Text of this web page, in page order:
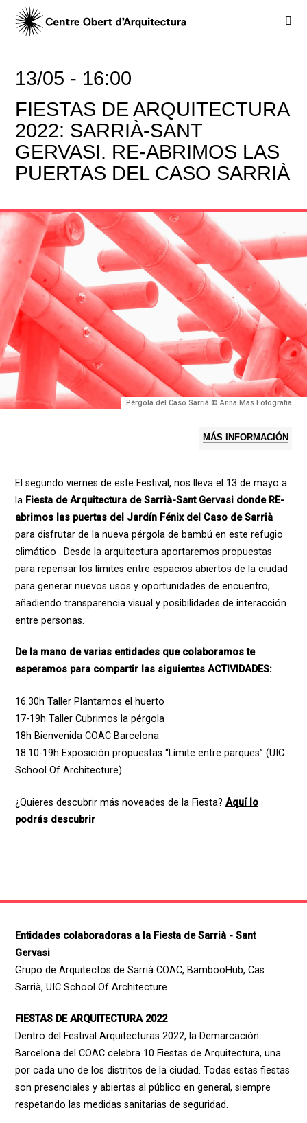
13/05 - 16:00
FIESTAS DE ARQUITECTURA
2022: SARRIÀ-SANT
GERVASI. RE-ABRIMOS LAS
PUERTAS DEL CASO SARRIÀ
Pérgola del Caso Sarrià © Anna Mas Fotografia
MÁS INFORMACIÓN
El segundo viernes de este Festival, nos lleva el 13 de mayo a
la Fiesta de Arquitectura de Sarrià-Sant Gervasi donde RE-
abrimos las puertas del Jardín Fénix del Caso de Sarrià
para disfrutar de la nueva pérgola de bambú en este refugio
climático . Desde la arquitectura aportaremos propuestas
para repensar los límites entre espacios abiertos de la ciudad
para generar nuevos usos y oportunidades de encuentro,
añadiendo transparencia visual y posibilidades de interacción
entre personas.
De la mano de varias entidades que colaboramos te
esperamos para compartir las siguientes ACTIVIDADES:
16.30h Taller Plantamos el huerto
17-19h Taller Cubrimos la pérgola
18h Bienvenida COAC Barcelona
18.10-19h Exposición propuestas “Límite entre parques” (UIC
School Of Architecture)
¿Quieres descubrir más noveades de la Fiesta? Aquí lo
podrás descubrir
Entidades colaboradoras a la Fiesta de Sarrià - Sant
Gervasi
Grupo de Arquitectos de Sarrià COAC, BambooHub, Cas
Sarrià, UIC School Of Architecture
FIESTAS DE ARQUITECTURA 2022
Dentro del Festival Arquitecturas 2022, la Demarcación
Barcelona del COAC celebra 10 Fiestas de Arquitectura, una
por cada uno de los distritos de la ciudad. Todas estas fiestas
son presenciales y abiertas al público en general, siempre
respetando las medidas sanitarias de seguridad.